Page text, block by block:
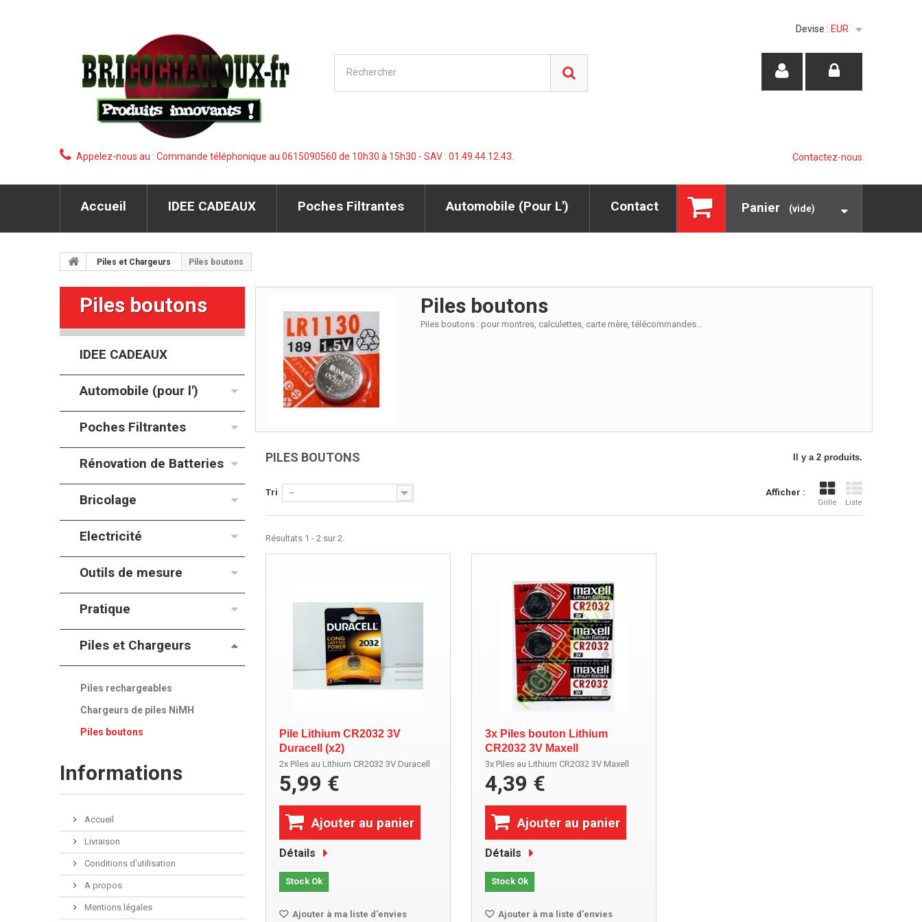
Devise : EUR
Contactez-nous
Appelez-nous au : Commande téléphonique au 0615090560 de 10h30 à 15h30 - SAV : 01.49.44.12.43.
Panier (vide)
Accueil IDEE CADEAUX Poches Filtrantes Automobile (pour L') Contact
Piles et Chargeurs Piles boutons
Piles boutons
IDEE CADEAUX
Automobile (pour l')
Poches Filtrantes
Rénovation de Batteries
Bricolage
Electricité
Outils de mesure
Pratique
Piles et Chargeurs
Piles rechargeables
Chargeurs de piles NiMH
Piles boutons
Informations
Accueil
Livraison
Conditions d'utilisation
A propos
Mentions légales
Piles boutons
Piles boutons : pour montres, calculettes, carte mère, télécommandes...
PILES BOUTONS Il y a 2 produits.
Afficher :
Grille Liste
Tri --
Résultats 1 - 2 sur 2.
Pile Lithium CR2032 3V
Duracell (x2)
2x Piles au Lithium CR2032 3V Duracell
5,99 €
Ajouter au panier
Détails
Stock Ok
Ajouter à ma liste d'envies
3x Piles bouton Lithium
CR2032 3V Maxell
3x Piles au Lithium CR2032 3V Maxell
4,39 €
Ajouter au panier
Détails
Stock Ok
Ajouter à ma liste d'envies